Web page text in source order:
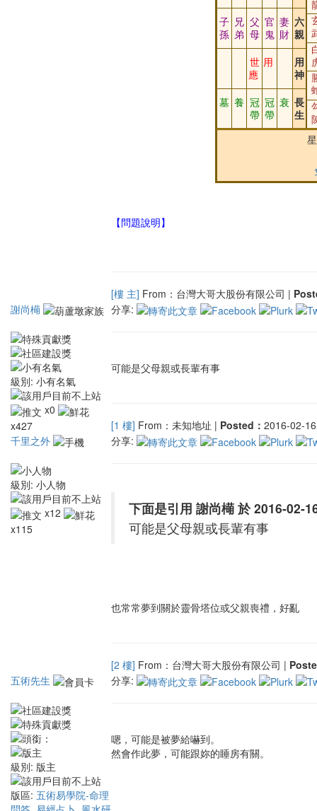
六
親
妻
財
官
鬼
父
母
兄
弟
子
孫
用
神
用
世
應
長
生
衰
冠
帶
冠
帶
養
墓
【問題說明】
[樓 主] From：台灣大哥大股份有限公司 |
謝尚橗
級別: 小有名氣
x0
x427
分享:
可能是父母親或長輩有事
[1 樓] From：未知地址 | Posted： 2016-02-
千里之外
級別: 小人物
x12
x115
分享:
下面是引用 謝尚橗 於 2016-02-
可能是父母親或長輩有事
也常常夢到關於靈骨塔位或父親喪禮，好亂
[2 樓] From：台灣大哥大股份有限公司 |
五術先生
級別: 版主
版區: 五術易學院-命理
分享:
嗯，可能是被夢給嚇到。
然會作此夢，可能跟妳的睡房有關。